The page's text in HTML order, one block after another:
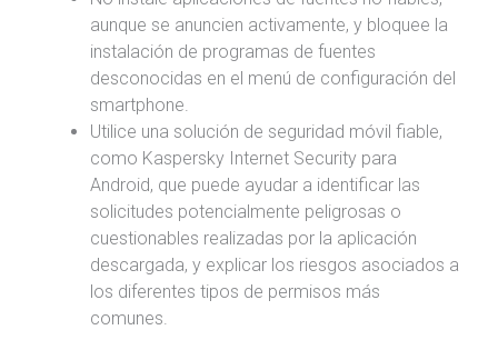
aunque se anuncien activamente, y bloquee la
instalación de programas de fuentes
desconocidas en el menú de configuración del
smartphone.
Utilice una solución de seguridad móvil fiable,
como Kaspersky Internet Security para
Android, que puede ayudar a identificar las
solicitudes potencialmente peligrosas o
cuestionables realizadas por la aplicación
descargada, y explicar los riesgos asociados a
los diferentes tipos de permisos más
comunes.